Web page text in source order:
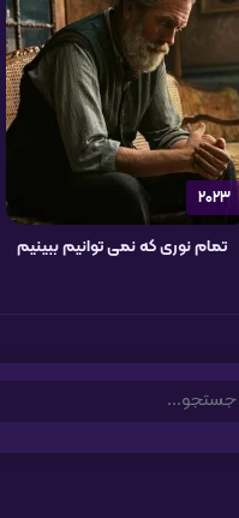
2023
تمام نوری که نمی توانیم ببینیم
Search